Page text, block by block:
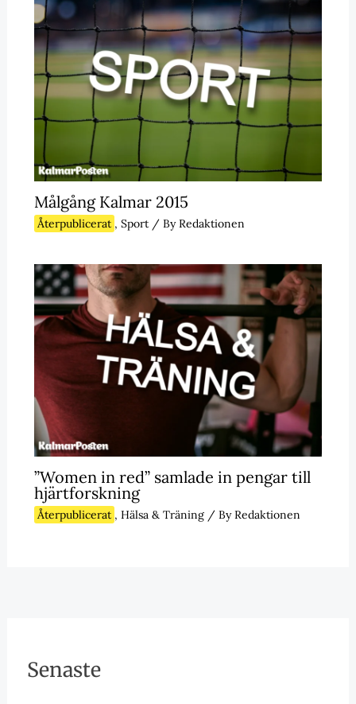
Målgång Kalmar 2015
Återpublicerat , Sport/ ByRedaktionen
”Women in red” samlade in pengar till
hjärtforskning
Återpublicerat , Hälsa & Träning/ ByRedaktionen
Senaste